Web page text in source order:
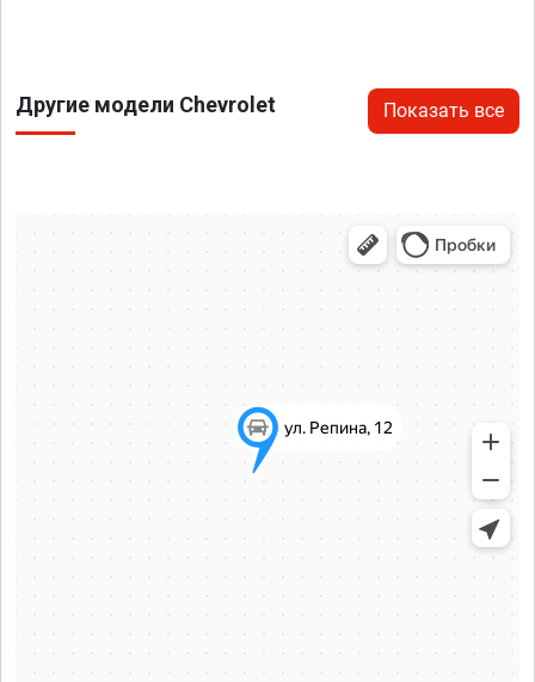
Другие модели Chevrolet Показать все